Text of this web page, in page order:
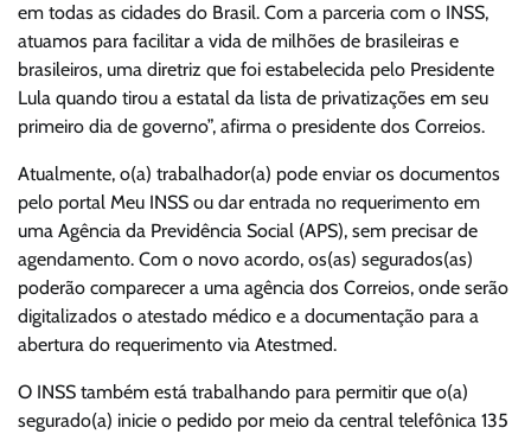
em todas as cidades do Brasil. Com a parceria com o INSS,
atuamos para facilitar a vida de milhões de brasileiras e
brasileiros, uma diretriz que foi estabelecida pelo Presidente
Lula quando tirou a estatal da lista de privatizações em seu
primeiro dia de governo”, afirma o presidente dos Correios.
Atualmente, o(a) trabalhador(a) pode enviar os documentos
pelo portal Meu INSS ou dar entrada no requerimento em
uma Agência da Previdência Social (APS), sem precisar de
agendamento. Com o novo acordo, os(as) segurados(as)
poderão comparecer a uma agência dos Correios, onde serão
digitalizados o atestado médico e a documentação para a
abertura do requerimento via Atestmed.
O INSS também está trabalhando para permitir que o(a)
segurado(a) inicie o pedido por meio da central telefônica 135